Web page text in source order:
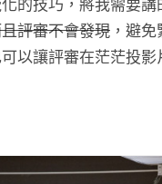
評審不會發現 ，避
以讓評審在茫茫投